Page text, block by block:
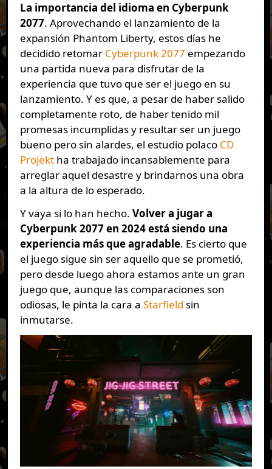
La importancia del idioma en Cyberpunk
2077. Aprovechando el lanzamiento de la
expansión Phantom Liberty, estos días he
decidido retomar Cyberpunk 2077 empezando
una partida nueva para disfrutar de la
experiencia que tuvo que ser el juego en su
lanzamiento. Y es que, a pesar de haber salido
completamente roto, de haber tenido mil
promesas incumplidas y resultar ser un juego
bueno pero sin alardes, el estudio polaco CD
Projektha trabajado incansablemente para
arreglar aquel desastre y brindarnos una obra
a la altura de lo esperado.
Y vaya si lo han hecho. Volver a jugar a
Cyberpunk 2077 en 2024 está siendo una
experiencia más que agradable. Es cierto que
el juego sigue sin ser aquello que se prometió,
pero desde luego ahora estamos ante un gran
juego que, aunque las comparaciones son
odiosas, le pinta la cara a Starfield sin
inmutarse.